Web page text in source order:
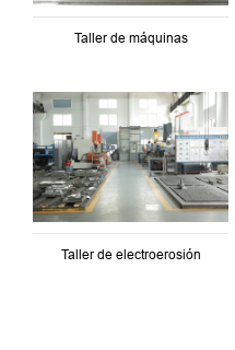
Taller de máquinas
Taller de electroerosión